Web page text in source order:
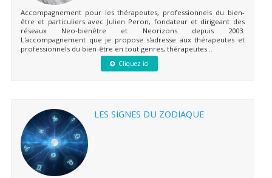
Accompagnement pour les thérapeutes, professionnels du bien-
être et particuliers avec Julien Peron, fondateur et dirigeant des
réseaux Neo-bienêtre et Neorizons depuis 2003.
L'accompagnement que je propose s'adresse aux thérapeutes et
professionnels du bien-être en tout genres, thérapeutes...
Cliquez ici
LES SIGNES DU ZODIAQUE